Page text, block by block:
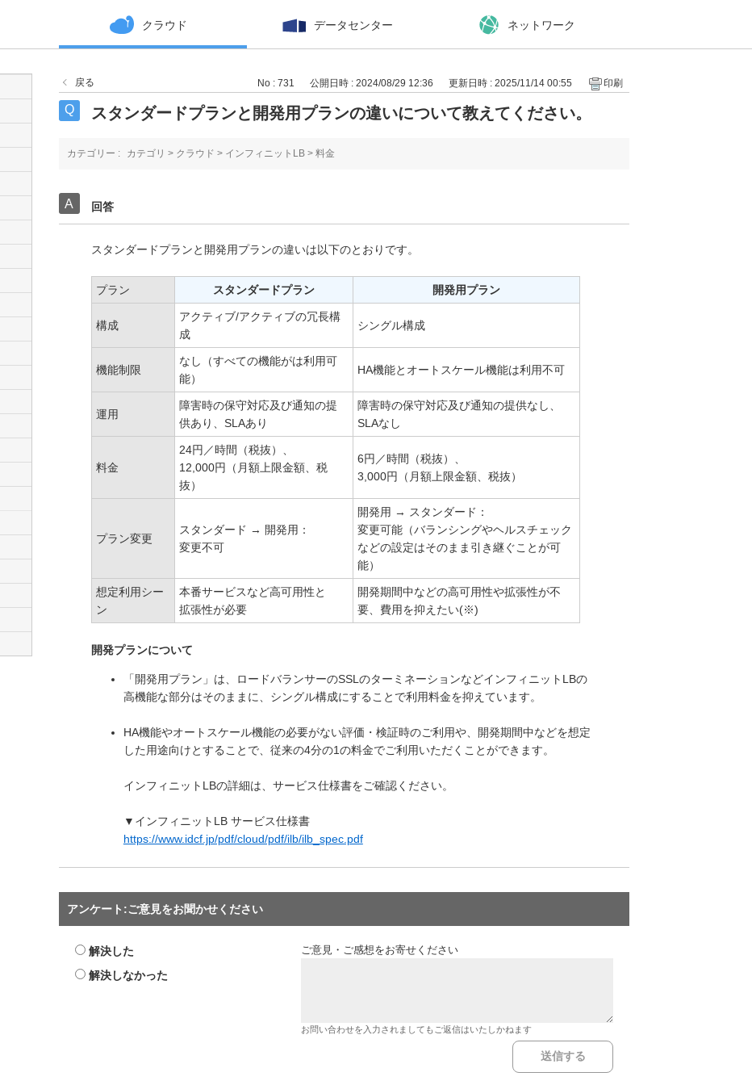
クラウド データセンター ネットワーク
戻る No : 731 公開日時 : 2024/08/29 12:36 更新日時 : 2025/11/14 00:55 印刷
スタンダードプランと開発用プランの違いについて教えてください。
カテゴリー : カテゴリ > クラウド > インフィニットLB> 料金
回答
スタンダードプランと開発用プランの違いは以下のとおりです。
プラン スタンダードプラン 開発用プラン
構成
アクティブ/アクティブの冗長構
成
シングル構成
機能制限
なし（すべての機能がは利用可
能）
HA機能とオートスケール機能は利用不可
運用
障害時の保守対応及び通知の提
供あり、SLAあり
障害時の保守対応及び通知の提供なし、
SLAなし
料金
24円／時間（税抜）、
12,000円（月額上限金額、税
抜）
6円／時間（税抜）、
3,000円（月額上限金額、税抜）
プラン変更
スタンダード → 開発用：
変更不可
開発用 → スタンダード：
変更可能（バランシングやヘルスチェック
などの設定はそのまま引き継ぐことが可
能）
想定利用シー
ン
本番サービスなど高可用性と
拡張性が必要
開発期間中などの高可用性や拡張性が不
要、費用を抑えたい(※)
開発プランについて
「開発用プラン」は、ロードバランサーのSSLのターミネーションなどインフィニットLBの
高機能な部分はそのままに、シングル構成にすることで利用料金を抑えています。
HA機能やオートスケール機能の必要がない評価・検証時のご利用や、開発期間中などを想定
した用途向けとすることで、従来の4分の1の料金でご利用いただくことができます。
インフィニットLBの詳細は、サービス仕様書をご確認ください。
▼インフィニットLB サービス仕様書
https://www.idcf.jp/pdf/cloud/pdf/ilb/ilb_spec.pdf
アンケート:ご意見をお聞かせください
解決した
解決しなかった
ご意見・ご感想をお寄せください
お問い合わせを入力されましてもご返信はいたしかねます